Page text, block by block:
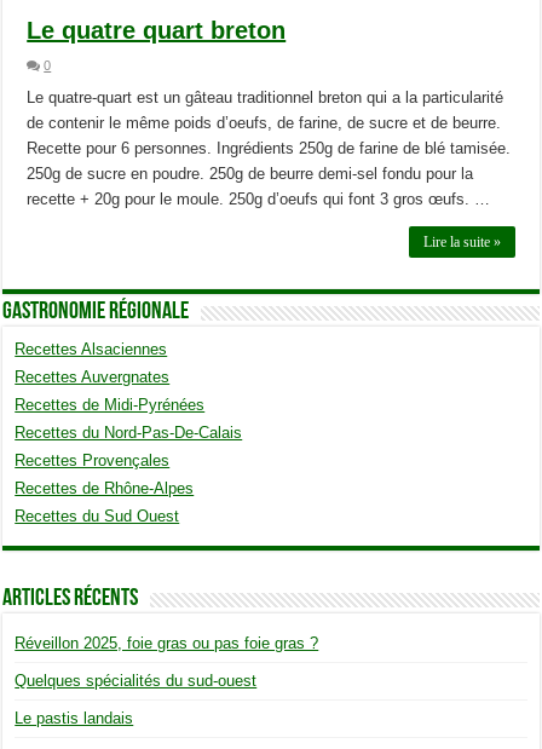
Le quatre quart breton
0
Le quatre-quart est un gâteau traditionnel breton qui a la particularité
de contenir le même poids d’oeufs, de farine, de sucre et de beurre.
Recette pour 6 personnes. Ingrédients 250g de farine de blé tamisée.
250g de sucre en poudre. 250g de beurre demi-sel fondu pour la
recette + 20g pour le moule. 250g d’oeufs qui font 3 gros œufs. …
Lire la suite »
Gastronomie Régionale
Recettes Alsaciennes
Recettes Auvergnates
Recettes de Midi-Pyrénées
Recettes du Nord-Pas-De-Calais
Recettes Provençales
Recettes de Rhône-Alpes
Recettes du Sud Ouest
Articles Récents
Réveillon 2025, foie gras ou pas foie gras ?
Quelques spécialités du sud-ouest
Le pastis landais